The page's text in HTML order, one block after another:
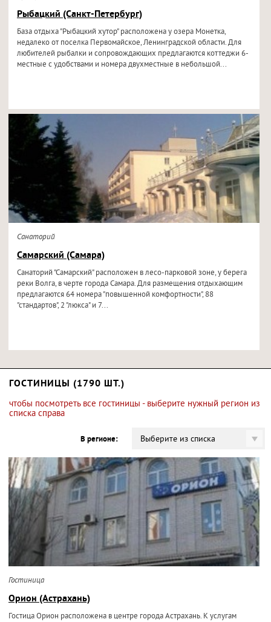
Рыбацкий (Санкт-Петербург)
База отдыха "Рыбацкий хутор" расположена у озера Монетка,
недалеко от поселка Первомайское, Ленинградской области. Для
любителей рыбалки и сопровождающих предлагаются коттеджи 6-
местные с удобствами и номера двухместные в небольшой...
Санаторий
Самарский (Самара)
Санаторий "Самарский" расположен в лесо-парковой зоне, у берега
реки Волга, в черте города Самара. Для размещения отдыхающим
предлагаются 64 номера "повышенной комфортности", 88
"стандартов", 2 "люкса" и 7...
ГОСТИНИЦЫ (1790 ШТ.)
чтобы посмотреть все гостиницы - выберите нужный регион из
списка справа
В регионе: Выберите из списка
Гостиница
Орион (Астрахань)
Гостица Орион расположена в центре города Астрахань. К услугам